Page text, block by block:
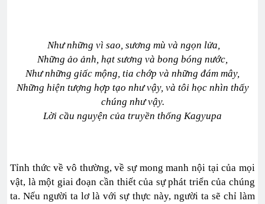
Như những vì sao, sương mù và ngọn lửa,
Những ảo ảnh, hạt sương và bong bóng nước,
Như những giấc mộng, tia chớp và những đám mây,
Những hiện tượng hợp tạo như vậy, và tôi học nhìn thấy
chúng như vậy.
Lời cầu nguyện của truyền thống Kagyupa
Tỉnh thức về vô thường, về sự mong manh nội tại của mọi
vật, là một giai đoạn cần thiết của sự phát triển của chúng
ta. Nếu người ta lơ là với sự thực này, người ta sẽ chỉ làm